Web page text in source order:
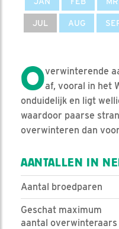
JUL AUG
Overwinterende
af, vooral in het
onduidelijk en ligt
waardoor paarse
overwinteren dan
AANTALLEN IN
Aantal broedparen
Geschat maximum
aantal overwinteraars